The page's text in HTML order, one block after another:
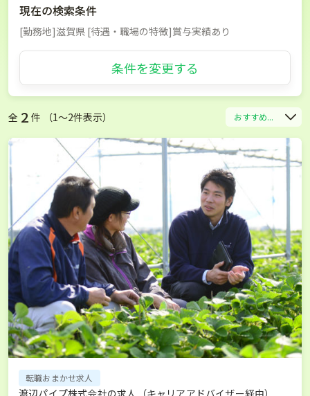
現在の検索条件
[勤務地]滋賀県 [待遇・職場の特徴]賞与実績あり
条件を変更する
全 2 件 （1〜2件表示） おすすめ...
転職おまかせ求人
渡辺パイプ株式会社の求人（キャリアアドバイザー経由）